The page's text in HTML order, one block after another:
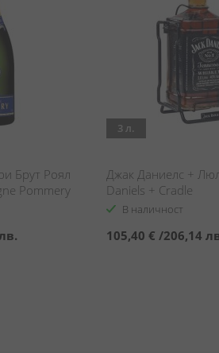
Брут Роял
Pommery
3 л.
Джак Даниелс +
Daniels + Cradle
В наличност
105,40 € /206,14